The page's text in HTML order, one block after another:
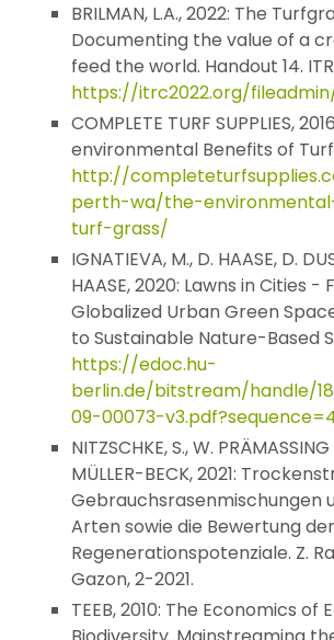
BRILMAN, L.A., 2022: The
Documenting the value of a
feed the world. Handout 14.
https://itrc2022.org/
COMPLETE TURF SUPPLIES,
environmental Benefits of
http://
perth-wa/the-
turf-grass/
IGNATIEVA, M., D. HAASE, D.
HAASE, 2020: Lawns in Cities -
Globalized Urban Green
to Sustainable Nature-Based
https://edoc.hu-
berlin.de/bitstream/handle/
09-00073-
NITZSCHKE, S., W.
MÜLLER-BECK, 2021:
Gebrauchsrasenmischungen
Arten sowie die Bewertung der
Regenerationspotenziale. Z.
Gazon, 2-2021.
TEEB, 2010: The Economics of